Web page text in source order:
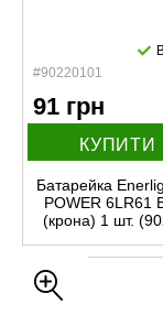
#90220101
91 грн
КУПИТИ
Батарейка
POWER 6LR61
(крона) 1 шт.